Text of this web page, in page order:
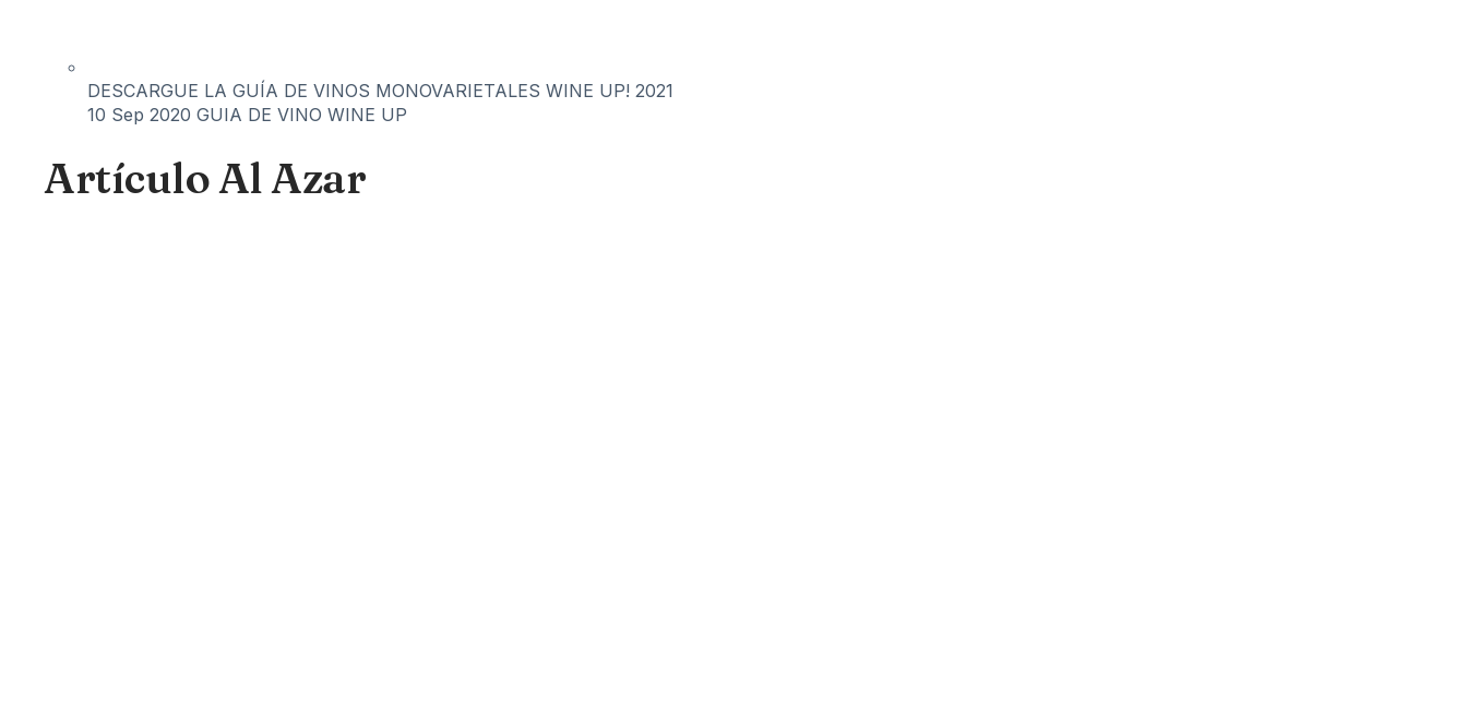
DESCARGUE LA GUÍA DE VINOS MONOVARIETALES WINE UP! 2021
10 Sep 2020 GUIA DE VINO WINE UP
Artículo Al Azar